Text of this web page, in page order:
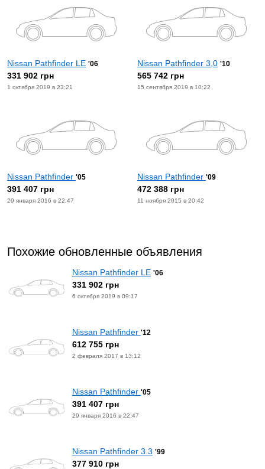
Nissan Pathfinder LE '06
331 902 грн
1 октября 2019 в 23:21
Nissan Pathfinder 3,0 '10
565 742 грн
15 сентября 2019 в 10:22
Nissan Pathfinder '05
391 407 грн
29 января 2016 в 22:47
Nissan Pathfinder '09
472 388 грн
11 ноября 2015 в 20:42
Похожие обновленные объявления
Nissan Pathfinder LE '06
331 902 грн
6 октября 2019 в 09:17
Nissan Pathfinder '12
612 755 грн
2 февраля 2017 в 13:12
Nissan Pathfinder '05
391 407 грн
29 января 2016 в 22:47
Nissan Pathfinder 3.3 '99
377 910 грн